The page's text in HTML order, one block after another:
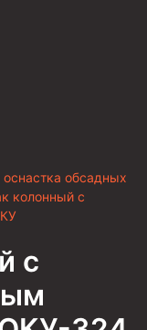
оснастка обсадных
колонный с
с